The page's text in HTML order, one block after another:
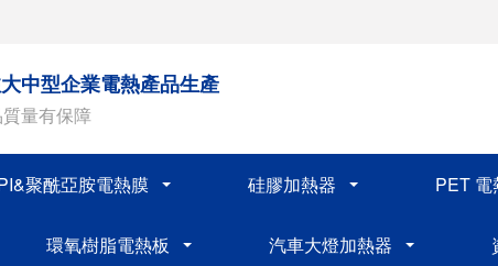
中型企業電熱產品生產
量有保障
聚酰亞胺電熱膜 硅膠加熱器 PET 電
環氧樹脂電熱板 汽車大燈加熱器